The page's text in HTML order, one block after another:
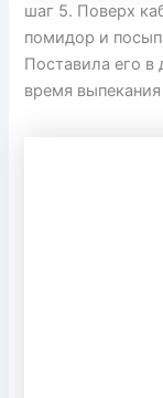
шаг 5. Поверх
помидор и
Поставила его в
время